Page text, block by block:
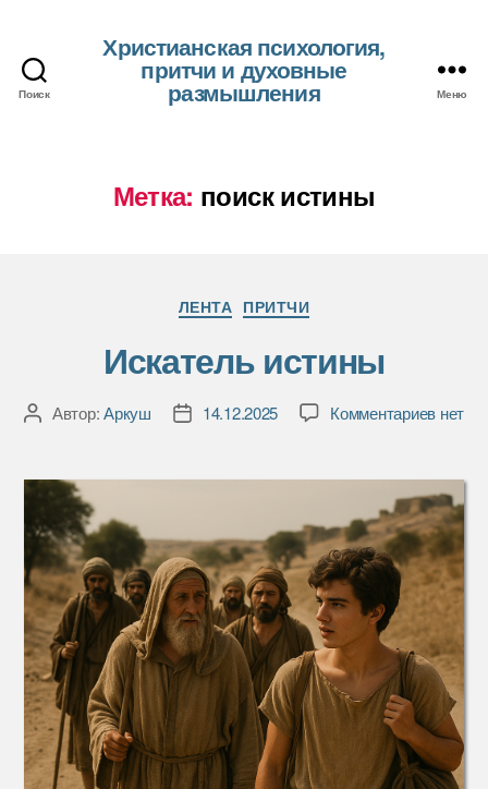
Поиск
Христианская психология,
притчи и духовные
размышления Меню
Метка: поиск истины
Рубрики
ЛЕНТА ПРИТЧИ
Искатель истины
АвторАвтор:Аркуш
Дата14.12.2025 Комментариевк
истины
нет